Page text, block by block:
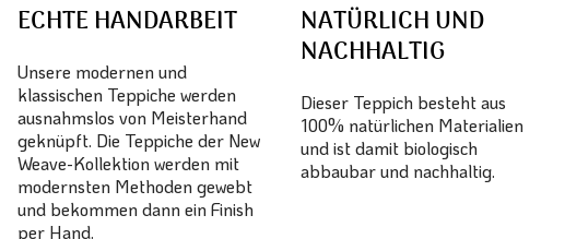
ECHTE HANDARBEIT
Unsere modernen und
klassischen Teppiche werden
ausnahmslos von Meisterhand
geknüpft. Die Teppiche der New
Weave-Kollektion werden mit
modernsten Methoden gewebt
und bekommen dann ein Finish
per Hand.
NATÜRLICH UND
NACHHALTIG
Dieser Teppich besteht aus
100% natürlichen Materialien
und ist damit biologisch
abbaubar und nachhaltig.